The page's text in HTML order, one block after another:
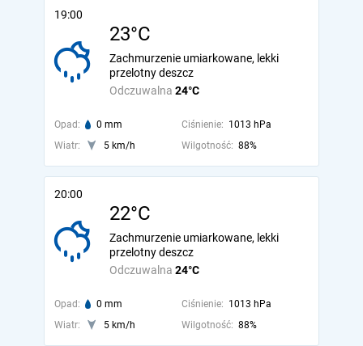
19:00
23°C
Odczuwalna 24°C
Zachmurzenie umiarkowane, lekki
przelotny deszcz
Opad: 0 mm Ciśnienie: 1013 hPa
Wiatr:
5 km/h Wilgotność: 88%
20:00
22°C
Odczuwalna 24°C
Zachmurzenie umiarkowane, lekki
przelotny deszcz
Opad: 0 mm Ciśnienie: 1013 hPa
Wiatr:
5 km/h Wilgotność: 88%